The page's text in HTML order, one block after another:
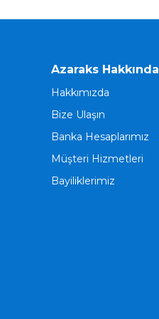
Azaraks Hakkında
Hakkımızda
Bize Ulaşın
Banka Hesaplarımız
Müşteri Hizmetleri
Bayiliklerimiz